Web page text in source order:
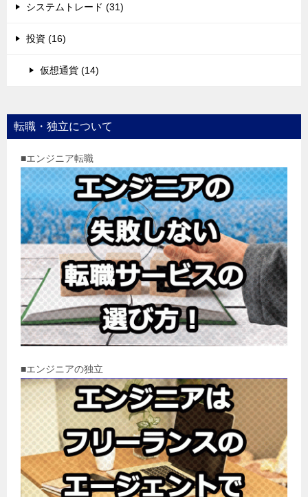
システムトレード (31)
投資 (16)
仮想通貨 (14)
転職・独立について
■エンジニア転職
■エンジニアの独立